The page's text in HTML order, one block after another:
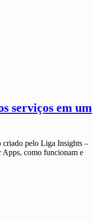
serviços em um
pelo Liga Insights –
Apps, como funcionam e